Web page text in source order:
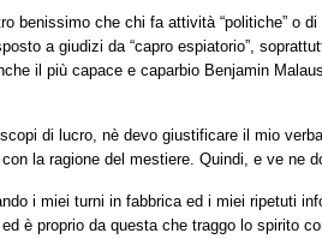
benissimo che chi fa attività “politiche” o di
a giudizi da “capro espiatorio”,
il più capace e caparbio Benjamin
scopi di lucro, nè devo giustificare il mio
la ragione del mestiere. Quindi, e ve ne
i miei turni in fabbrica ed i miei ripetuti
è proprio da questa che traggo lo spirito